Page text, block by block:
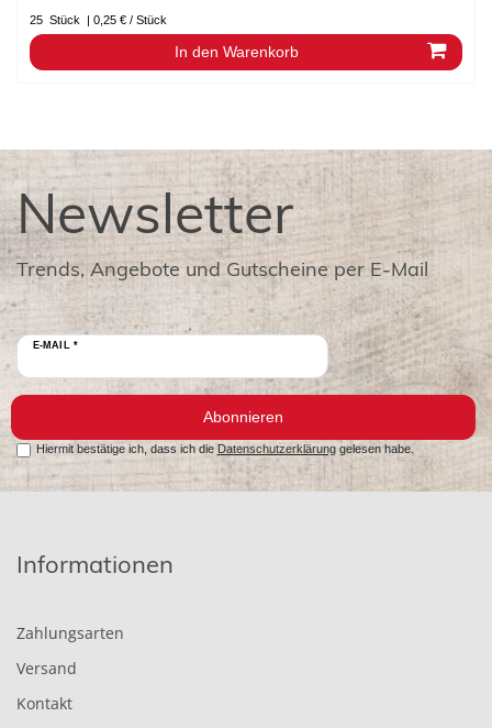
25 Stück | 0,25 € / Stück
In den Warenkorb
Newsletter
Trends, Angebote und Gutscheine per E-Mail
E-MAIL *
Abonnieren
Hiermit bestätige ich, dass ich die Datenschutzerklärunggelesen habe.
Informationen
Zahlungsarten
Versand
Kontakt